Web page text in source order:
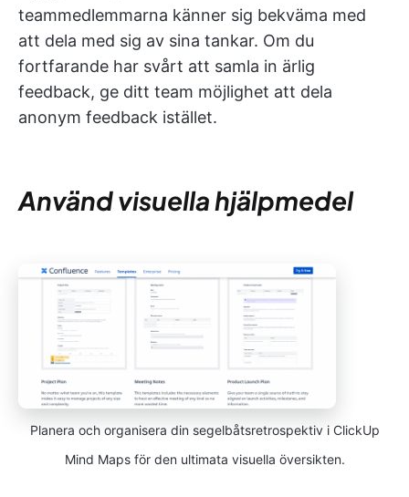
teammedlemmarna känner sig bekväma med
att dela med sig av sina tankar. Om du
fortfarande har svårt att samla in ärlig
feedback, ge ditt team möjlighet att dela
anonym feedback istället.
Använd visuella hjälpmedel
Planera och organisera din segelbåtsretrospektiv i ClickUp
Mind Maps för den ultimata visuella översikten.